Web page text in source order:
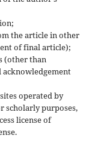
the article in other
of final article);
(other than
operated by
scholarly purposes,
license of